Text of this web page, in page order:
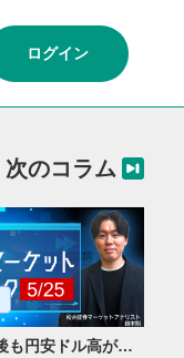
ログイン
次のコラム
為替介入後も円安ドル高が続く理由